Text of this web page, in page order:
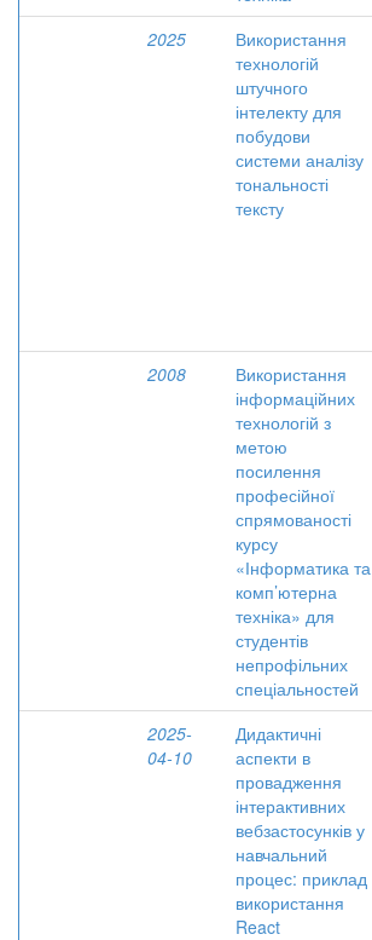
2025
Використання
технологій
штучного
інтелекту для
побудови
системи аналізу
тональності
тексту
2008
Використання
інформаційних
технологій з
метою
посилення
професійної
спрямованості
курсу
«Інформатика та
комп’ютерна
техніка» для
студентів
непрофільних
спеціальностей
2025-
04-10
Дидактичні
аспекти в
провадження
інтерактивних
вебзастосунків у
навчальний
процес: приклад
використання
React